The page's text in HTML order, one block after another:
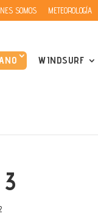
SOMOS METEOROLOGÍA
WINDSURF